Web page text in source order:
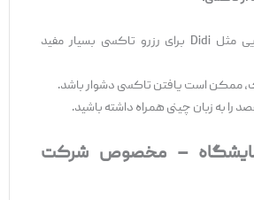
اپلیکیشن‌هایی مثل Didi برای رزرو تاکسی بسیار مفید
ممکن است یافتن تاکسی دشوار باشد.
را به زبان چینی همراه داشته باشید.
– مخصوص
شرکت